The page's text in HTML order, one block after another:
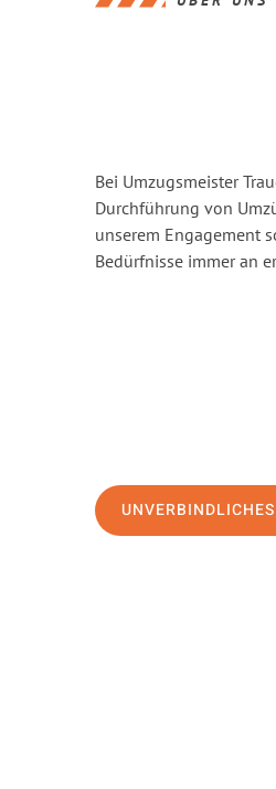
Bei Umzugsmeister
Durchführung von
unserem Engagement
Bedürfnisse immer an